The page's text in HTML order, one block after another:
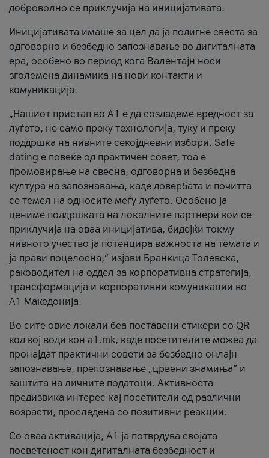
доброволно се приклучија на иницијативата.
Иницијативата имаше за цел да ја подигне свеста за
одговорно и безбедно запознавање во дигиталната
ера, особено во период кога Валентајн носи
зголемена динамика на нови контакти и
комуникација.
„Нашиот пристап во А1 е да создадеме вредност за
луѓето, не само преку технологија, туку и преку
поддршка на нивните секојдневни избори. Safe
dating е повеќе од практичен совет, тоа е
промовирање на свесна, одговорна и безбедна
култура на запознавања, каде довербата и почитта
се темел на односите меѓу луѓето. Особено ја
цениме поддршката на локалните партнери кои се
приклучија на оваа иницијатива, бидејќи токму
нивното учество ја потенцира важноста на темата и
ја прави поцелосна,“ изјави Бранкица Толевска,
раководител на оддел за корпоративна стратегија,
трансформација и корпоративни комуникации во
А1 Македонија.
Во сите овие локали беа поставени стикери со QR
код кој води кон a1.mk, каде посетителите можеа да
пронајдат практични совети за безбедно онлајн
запознавање, препознавање „црвени знамиња“ и
заштита на личните податоци. Активноста
предизвика интерес кај посетители од различни
возрасти, проследена со позитивни реакции.
Со оваа активација, А1 ја потврдува својата
посветеност кон дигиталната безбедност и